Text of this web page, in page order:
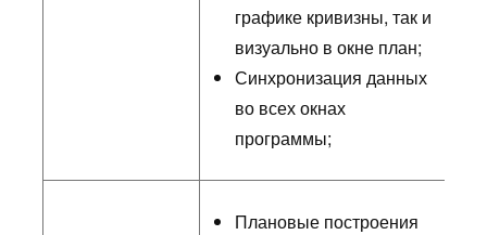
графике кривизны, так и
визуально в окне план;
Синхронизация данных
во всех окнах
программы;
Плановые построения